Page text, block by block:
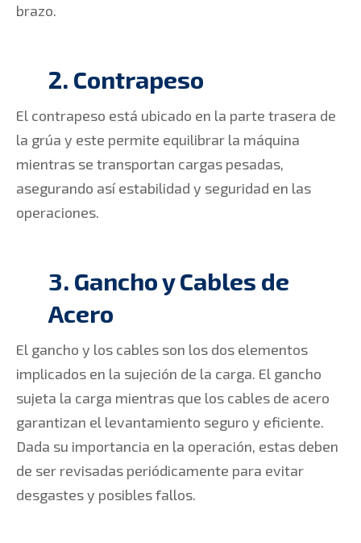
brazo.
2. Contrapeso
El contrapeso está ubicado en la parte trasera de
la grúa y este permite equilibrar la máquina
mientras se transportan cargas pesadas,
asegurando así estabilidad y seguridad en las
operaciones.
3. Gancho y Cables de
Acero
El gancho y los cables son los dos elementos
implicados en la sujeción de la carga. El gancho
sujeta la carga mientras que los cables de acero
garantizan el levantamiento seguro y eficiente.
Dada su importancia en la operación, estas deben
de ser revisadas periódicamente para evitar
desgastes y posibles fallos.